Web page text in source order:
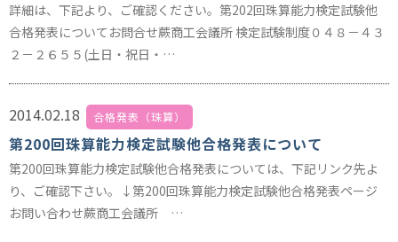
詳細は、下記より、ご確認ください。第202回珠算能力検定試験他
合格発表についてお問合せ蕨商工会議所 検定試験制度０４８－４３
２－２６５５(土日・祝日・…
2014.02.18 合格発表（珠算）
第200回珠算能力検定試験他合格発表について
第200回珠算能力検定試験他合格発表については、下記リンク先よ
り、ご確認下さい。↓第200回珠算能力検定試験他合格発表ページ
お問い合わせ蕨商工会議所 …